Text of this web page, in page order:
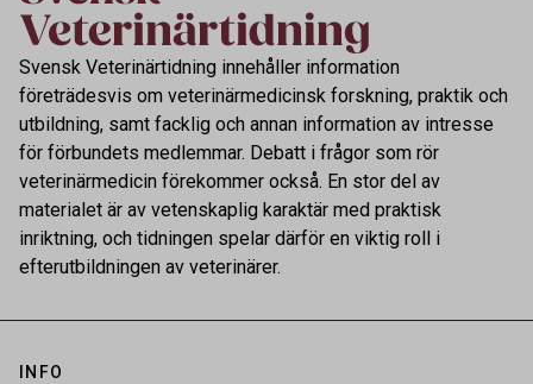
Svensk Veterinärtidning innehåller information
företrädesvis om veterinärmedicinsk forskning, praktik och
utbildning, samt facklig och annan information av intresse
för förbundets medlemmar. Debatt i frågor som rör
veterinärmedicin förekommer också. En stor del av
materialet är av vetenskaplig karaktär med praktisk
inriktning, och tidningen spelar därför en viktig roll i
efterutbildningen av veterinärer.
INFO